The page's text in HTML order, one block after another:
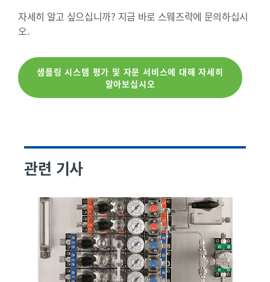
자세히 알고 싶으십니까? 지금 바로 스웨즈락에 문의하십시
오.
샘플링 시스템 평가 및 자문 서비스에 대해 자세히
알아보십시오
관련 기사